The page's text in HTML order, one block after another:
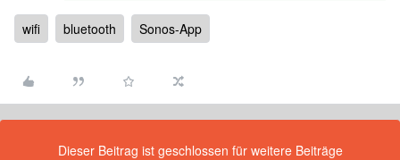
wifi bluetooth Sonos-App
Dieser Beitrag ist geschlossen für weitere Beiträge